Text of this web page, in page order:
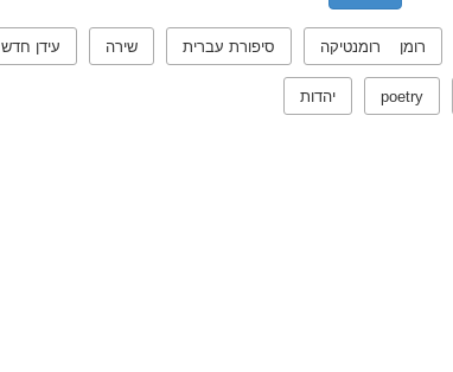
רומן רומנטיקה סיפורת עברית שירה עידן חדש
poetry יהדות